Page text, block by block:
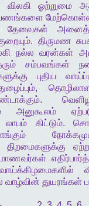
விலகி ஓற்றுமை
தேவைகள்
. திருமண
நல்ல வரன்கள்
சம்பவங்கள்
புதிய
,
.
அனுகூலம்
லாபம் கிட்டும்.
திறமைகளுக்கு ஏற்ற
மாணவர்கள்
வாழ்வின் துயரங்கள்